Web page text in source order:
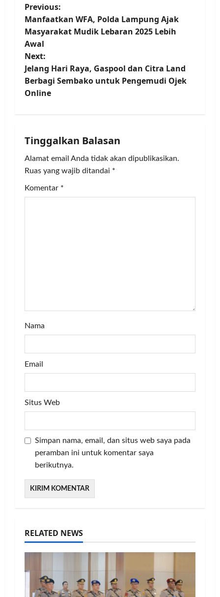
P
o
s
t
n
v
i
g
a
Previous:
Manfaatkan WFA, Polda Lampung Ajak
Masyarakat Mudik Lebaran 2025 Lebih
Awal
Next:
Jelang Hari Raya, Gaspool dan Citra Land
Berbagi Sembako untuk Pengemudi Ojek
Online
Tinggalkan Balasan
Alamat email Anda tidak akan dipublikasikan.
Ruas yang wajib ditandai *
Komentar *
Nama
Email
Situs Web
Simpan nama, email, dan situs web saya pada
peramban ini untuk komentar saya
berikutnya.
RELATED NEWS